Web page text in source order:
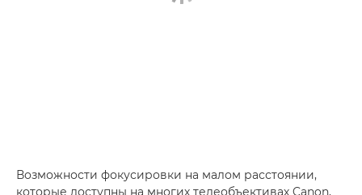
Возможности фокусировки на малом расстоянии,
которые доступны на многих телеобъективах Canon,